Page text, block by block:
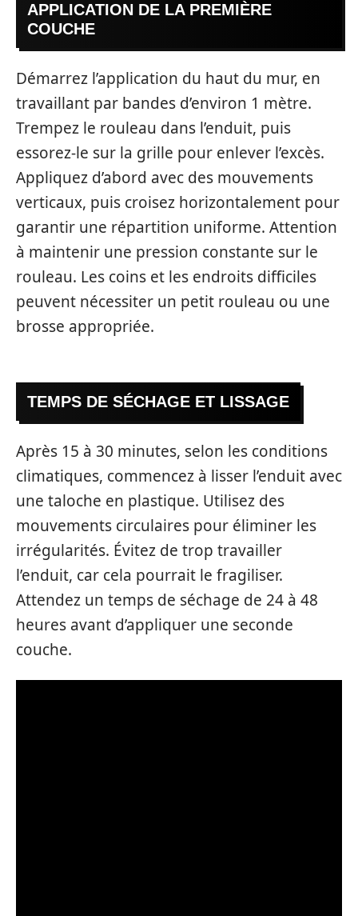
APPLICATION DE LA PREMIÈRE
COUCHE
Démarrez l’application du haut du mur, en
travaillant par bandes d’environ 1 mètre.
Trempez le rouleau dans l’enduit, puis
essorez-le sur la grille pour enlever l’excès.
Appliquez d’abord avec des mouvements
verticaux, puis croisez horizontalement pour
garantir une répartition uniforme. Attention
à maintenir une pression constante sur le
rouleau. Les coins et les endroits difficiles
peuvent nécessiter un petit rouleau ou une
brosse appropriée.
TEMPS DE SÉCHAGE ET LISSAGE
Après 15 à 30 minutes, selon les conditions
climatiques, commencez à lisser l’enduit avec
une taloche en plastique. Utilisez des
mouvements circulaires pour éliminer les
irrégularités. Évitez de trop travailler
l’enduit, car cela pourrait le fragiliser.
Attendez un temps de séchage de 24 à 48
heures avant d’appliquer une seconde
couche.